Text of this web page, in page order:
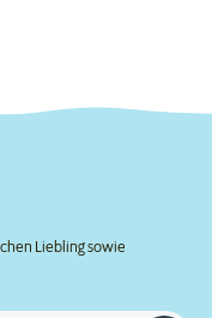
Liebling sowie